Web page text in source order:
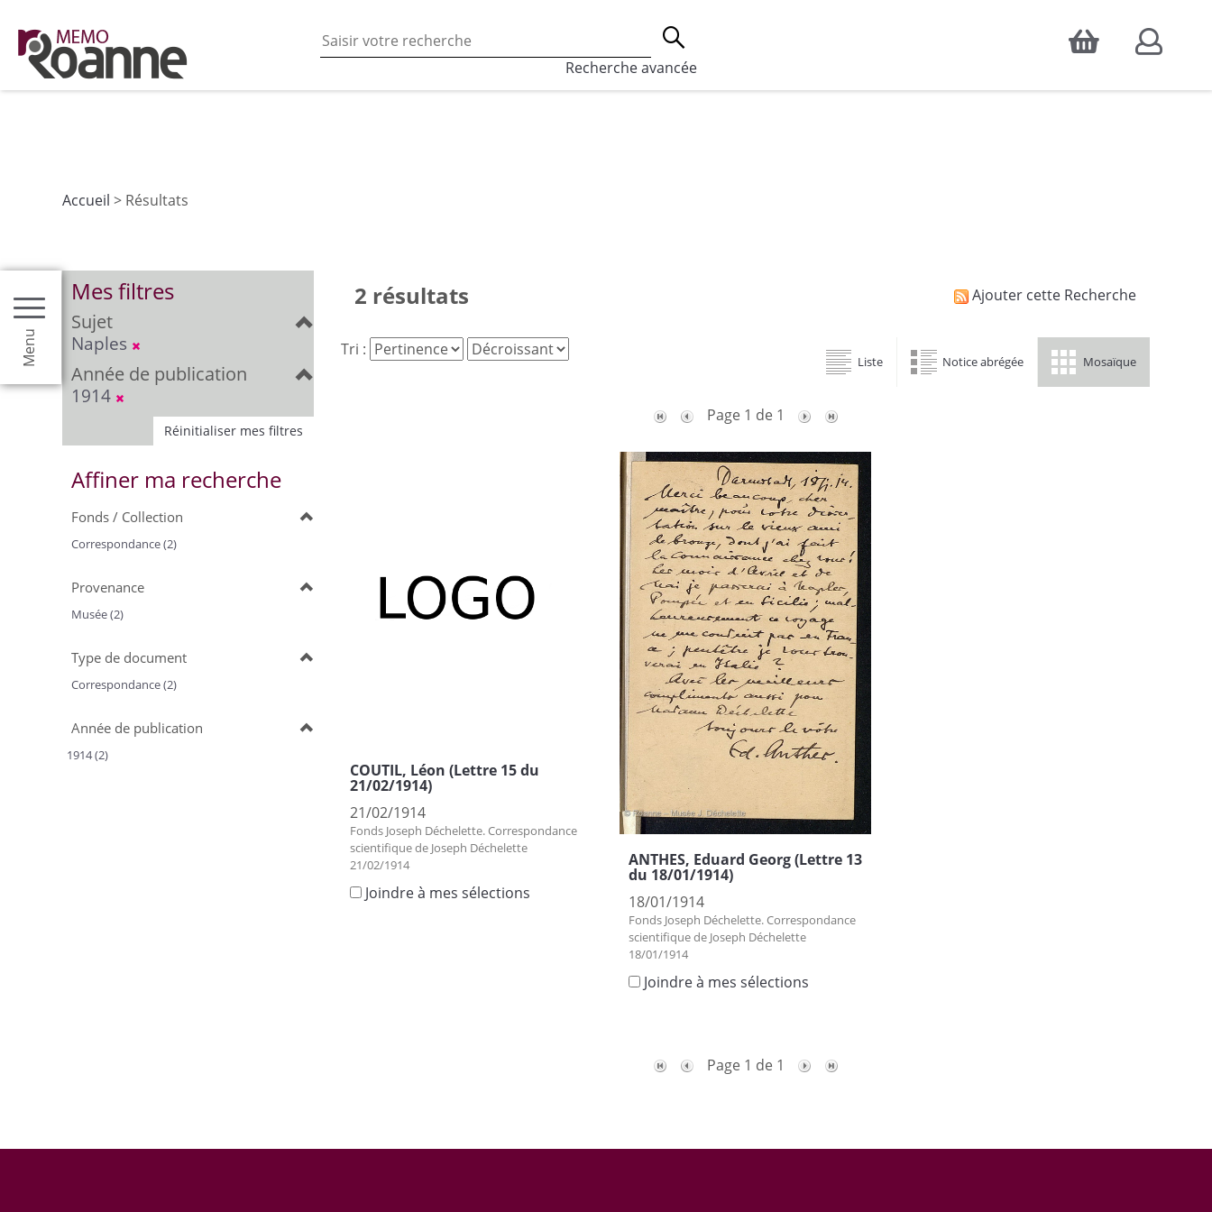
Accepter
En poursuivant votre navigation sur ce site vous acceptez l’utilisation des cookies, qui sont utilisés à des fins de statistiques d'audience, ainsi que pour
les fonctionnalités de partages de contenu sur les réseaux sociaux.
Recherche avancée
Menu
Accueil > Résultats
Mes filtres
Sujet
Naples
Année de publication
1914
Réinitialiser mes filtres
Affiner ma recherche
Fonds / Collection
Correspondance (2)
Provenance
Musée (2)
Type de document
Correspondance (2)
Année de publication
1914 (2)
2 résultats Ajouter cette Recherche
Tri :
Liste Notice abrégée Mosaïque
Page 1 de 1
COUTIL, Léon (Lettre 15 du
21/02/1914)
21/02/1914
Fonds Joseph Déchelette. Correspondance
scientifique de Joseph Déchelette
21/02/1914
Joindre à mes sélections
ANTHES, Eduard Georg (Lettre 13
du 18/01/1914)
18/01/1914
Fonds Joseph Déchelette. Correspondance
scientifique de Joseph Déchelette
18/01/1914
Joindre à mes sélections
Page 1 de 1